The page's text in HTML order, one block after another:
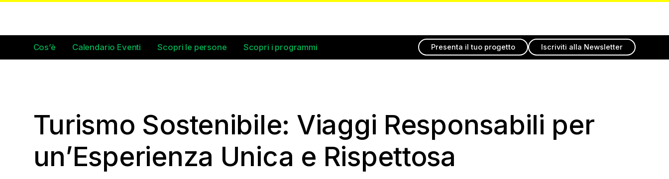
Cos’è Calendario Eventi Scopri le persone Scopri i programmi Presenta il tuo progetto Iscriviti alla Newsletter
Turismo Sostenibile: Viaggi Responsabili per
un’Esperienza Unica e Rispettosa